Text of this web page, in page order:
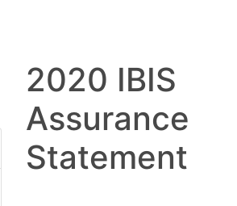
2020 IBIS
Assurance
Statement